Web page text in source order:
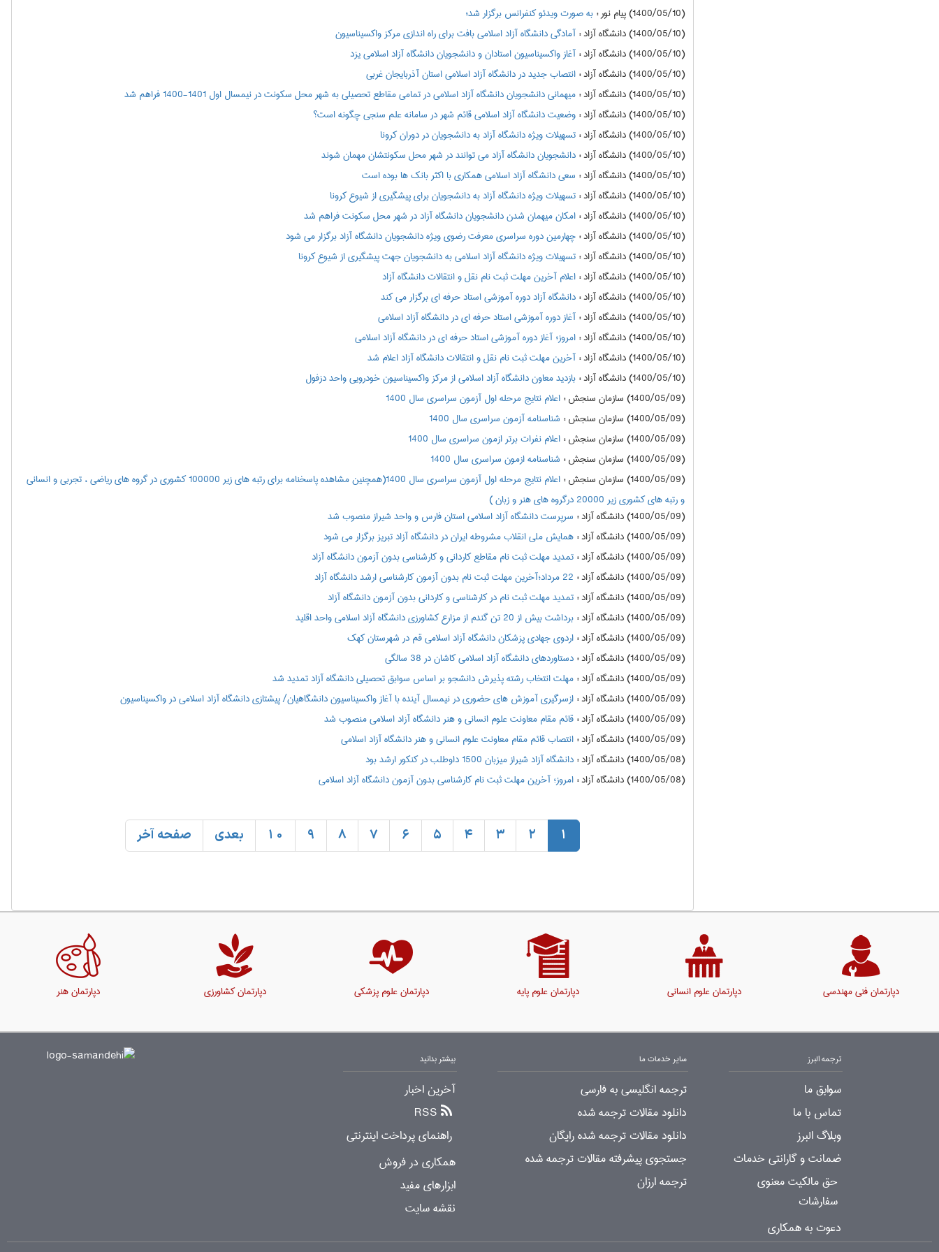
(1400/05/10) پیام نور
: به صورت ویدئو کنفرانس برگزار شد؛
(1400/05/10) دانشگاه آزاد
: آمادگی دانشگاه آزاد اسلامی بافت برای راه اندازی مرکز واکسیناسیون
(1400/05/10) دانشگاه آزاد
: آغاز واکسیناسیون استادان و دانشجویان دانشگاه آزاد اسلامی یزد
(1400/05/10) دانشگاه آزاد
: انتصاب جدید در دانشگاه آزاد اسلامی استان آذربایجان غربی
(1400/05/10) دانشگاه آزاد
: میهمانی دانشجویان دانشگاه آزاد اسلامی در تمامی مقاطع تحصیلی به شهر محل سکونت در نیمسال اول 1401-1400 فراهم شد
(1400/05/10) دانشگاه آزاد
: وضعیت دانشگاه آزاد اسلامی قائم شهر در سامانه علم سنجی چگونه است؟
(1400/05/10) دانشگاه آزاد
: تسهیلات ویژه دانشگاه آزاد به دانشجویان در دوران کرونا
(1400/05/10) دانشگاه آزاد
: دانشجویان دانشگاه آزاد می توانند در شهر محل سکونتشان مهمان شوند
(1400/05/10) دانشگاه آزاد
: سعی دانشگاه آزاد اسلامی همکاری با اکثر بانک ها بوده است
(1400/05/10) دانشگاه آزاد
: تسهیلات ویژه دانشگاه آزاد به دانشجویان برای پیشگیری از شیوع کرونا
(1400/05/10) دانشگاه آزاد
: امکان میهمان شدن دانشجویان دانشگاه آزاد در شهر محل سکونت فراهم شد
(1400/05/10) دانشگاه آزاد
: چهارمین دوره سراسری معرفت رضوی ویژه دانشجویان دانشگاه آزاد برگزار می شود
(1400/05/10) دانشگاه آزاد
: تسهیلات ویژه دانشگاه آزاد اسلامی به دانشجویان جهت پیشگیری از شیوع کرونا
(1400/05/10) دانشگاه آزاد
: اعلام آخرین مهلت ثبت نام نقل و انتقالات دانشگاه آزاد
(1400/05/10) دانشگاه آزاد
: دانشگاه آزاد دوره آموزشی استاد حرفه ای برگزار می کند
(1400/05/10) دانشگاه آزاد
: آغاز دوره آموزشی استاد حرفه ای در دانشگاه آزاد اسلامی
(1400/05/10) دانشگاه آزاد
: امروز؛ آغاز دوره آموزشی استاد حرفه ای در دانشگاه آزاد اسلامی
(1400/05/10) دانشگاه آزاد
: آخرین مهلت ثبت نام نقل و انتقالات دانشگاه آزاد اعلام شد
(1400/05/10) دانشگاه آزاد
: بازدید معاون دانشگاه آزاد اسلامی از مرکز واکسیناسیون خودرویی واحد دزفول
(1400/05/09) سازمان سنجش
: اعلام نتايج مرحله اول آزمون سراسري سال 1400
(1400/05/09) سازمان سنجش
: شناسنامه آزمون سراسری سال 1400
(1400/05/09) سازمان سنجش
: اعلام نفرات برتر ازمون سراسري سال 1400
(1400/05/09) سازمان سنجش
: شناسنامه ازمون سراسري سال 1400
(1400/05/09) سازمان سنجش
:
اعلام نتايج مرحله اول آزمون سراسري سال 1400(همچنین مشاهده پاسخنامه برای رتبه های زیر 100000 کشوری در گروه های ریاضی ، تجربی و انسانی
و رتبه های کشوری زیر 20000 درگروه های هنر و زبان )
(1400/05/09) دانشگاه آزاد
: سرپرست دانشگاه آزاد اسلامی استان فارس و واحد شیراز منصوب شد
(1400/05/09) دانشگاه آزاد
: همایش ملی انقلاب مشروطه ایران در دانشگاه آزاد تبریز برگزار می شود
(1400/05/09) دانشگاه آزاد
: تمدید مهلت ثبت نام مقاطع کاردانی و کارشناسی بدون آزمون دانشگاه آزاد
(1400/05/09) دانشگاه آزاد
: 22 مرداد؛آخرین مهلت ثبت نام بدون آزمون کارشناسی ارشد دانشگاه آزاد
(1400/05/09) دانشگاه آزاد
: تمدید مهلت ثبت نام در کارشناسی و کاردانی بدون آزمون دانشگاه آزاد
(1400/05/09) دانشگاه آزاد
: برداشت بیش از 20 تن گندم از مزارع کشاورزی دانشگاه آزاد اسلامی واحد اقلید
(1400/05/09) دانشگاه آزاد
: اردوی جهادی پزشکان دانشگاه آزاد اسلامی قم در شهرستان کهک
(1400/05/09) دانشگاه آزاد
: دستاوردهای دانشگاه آزاد اسلامی کاشان در 38 سالگی
(1400/05/09) دانشگاه آزاد
: مهلت انتخاب رشته پذیرش دانشجو بر اساس سوابق تحصیلی دانشگاه آزاد تمدید شد
(1400/05/09) دانشگاه آزاد
: ازسرگیری آموزش های حضوری در نیمسال آینده با آغاز واکسیناسیون دانشگاهیان/ پیشتازی دانشگاه آزاد اسلامی در واکسیناسیون
(1400/05/09) دانشگاه آزاد
: قائم مقام معاونت علوم انسانی و هنر دانشگاه آزاد اسلامی منصوب شد
(1400/05/09) دانشگاه آزاد
: انتصاب قائم مقام معاونت علوم انسانی و هنر دانشگاه آزاد اسلامی
(1400/05/08) دانشگاه آزاد
: دانشگاه آزاد شیراز میزبان 1500 داوطلب در کنکور ارشد بود
(1400/05/08) دانشگاه آزاد
: امروز؛ آخرین مهلت ثبت نام کارشناسی بدون آزمون دانشگاه آزاد اسلامی
1
2
3
4
5
6
7
8
9
10 بعدی صفحه آخر
دپارتمان فنی مهندسی دپارتمان علوم انسانی دپارتمان علوم پایه دپارتمان علوم پزشکی دپارتمان کشاورزی دپارتمان هنر
ترجمه البرز
سوابق ما
تماس با ما
وبلاگ البرز
ضمانت و گارانتی خدمات
حق مالکیت معنوی
سفارشات
دعوت به همکاری
سایر خدمات ما
ترجمه انگلیسی به فارسی
دانلود مقالات ترجمه شده
دانلود مقالات ترجمه شده رایگان
جستجوی پیشرفته مقالات ترجمه شده
ترجمه ارزان
بیشتر بدانید
آخرین اخبار
RSS
راهنمای پرداخت اینترنتی
همکاری در فروش
ابزارهای مفید
نقشه سایت